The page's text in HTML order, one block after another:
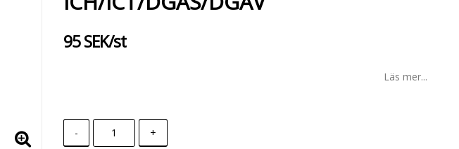
95 SEK/st
Läs mer...
- +